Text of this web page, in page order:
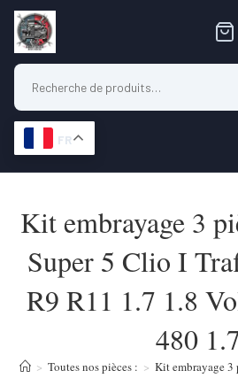
FR
contentKit embrayage 3
Super 5 Clio I
R9 R11 1.7 1.8
480
> Toutes nos pièces : > Kit embrayage